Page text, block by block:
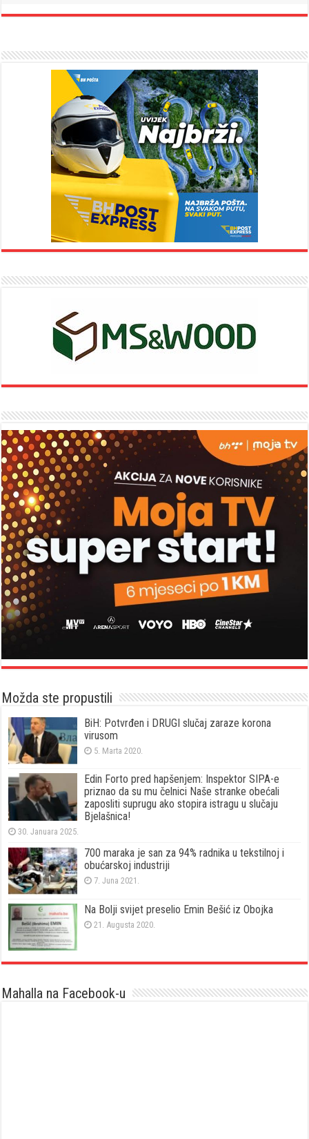
Možda ste propustili
BiH: Potvrđen i DRUGI slučaj zaraze korona
virusom
5. Marta 2020.
Edin Forto pred hapšenjem: Inspektor SIPA-e
priznao da su mu čelnici Naše stranke obećali
zaposliti suprugu ako stopira istragu u slučaju
Bjelašnica!
30. Januara 2025.
700 maraka je san za 94% radnika u tekstilnoj i
obućarskoj industriji
7. Juna 2021.
Na Bolji svijet preselio Emin Bešić iz Obojka
21. Augusta 2020.
Mahalla na Facebook-u